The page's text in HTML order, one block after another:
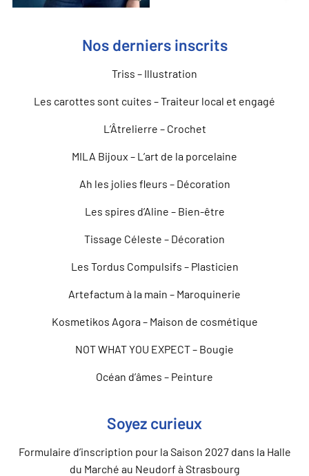
Nos derniers inscrits
Triss – Illustration
Les carottes sont cuites – Traiteur local et engagé
L’Âtrelierre – Crochet
MILA Bijoux – L’art de la porcelaine
Ah les jolies fleurs – Décoration
Les spires d’Aline – Bien-être
Tissage Céleste – Décoration
Les Tordus Compulsifs – Plasticien
Artefactum à la main – Maroquinerie
Kosmetikos Agora – Maison de cosmétique
NOT WHAT YOU EXPECT – Bougie
Océan d’âmes – Peinture
Soyez curieux
Formulaire d’inscription pour la Saison 2027 dans la Halle
du Marché au Neudorf à Strasbourg